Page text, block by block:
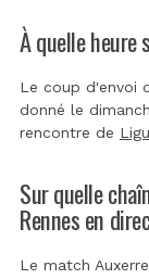
À quelle heure
Le coup d'envoi
donné le
rencontre de
Sur quelle
Rennes en
Le match